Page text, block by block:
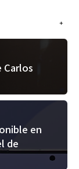
+
Carlos
en
de